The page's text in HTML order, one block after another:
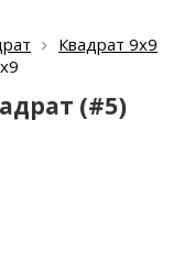
Квадрат 9х9
(#5)